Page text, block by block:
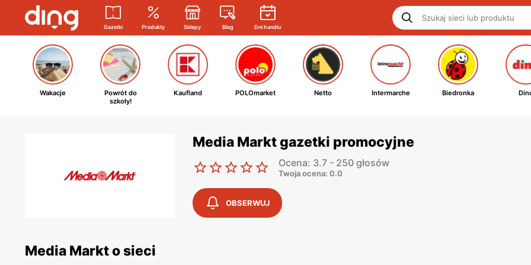
Gazetki Produkty Sklepy Blog Dni handlu
Wakacje
Powrót do
szkoły!
Kaufland POLOmarket Netto Intermarche Biedronka
Media Markt gazetki promocyjne
Ocena: 3.7 - 250 głosów
Twoja ocena: 0.0
OBSERWUJ
Media Markt o sieci